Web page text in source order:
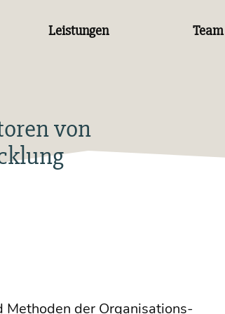
Leistungen Team
von
Metho­den der Orga­ni­sa­ti­ons­